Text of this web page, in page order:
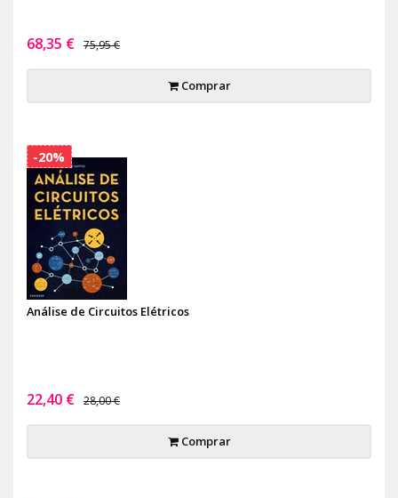
68,35 € 75,95 €
Comprar
Análise de Circuitos Elétricos
22,40 € 28,00 €
Comprar
-20%